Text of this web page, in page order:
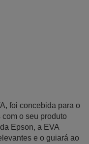
foi concebida para o
o seu produto
Epson, a EVA
e o guiará ao